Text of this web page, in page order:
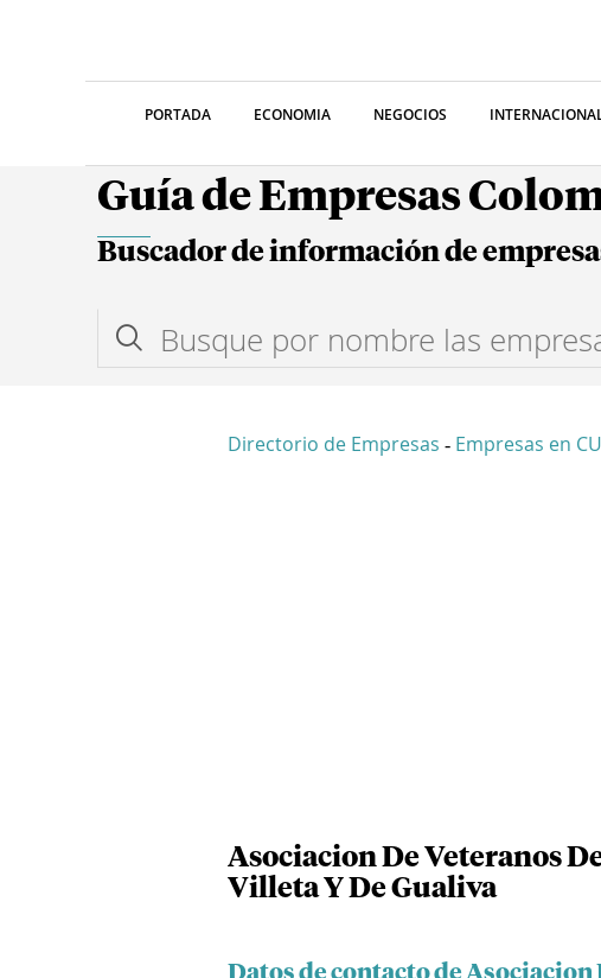
PORTADA ECONOMIA NEGOCIOS
Guía de Empresas
Buscador de información de
Directorio de Empresas - Empresas en
Asociacion De Veteranos
Villeta Y De Gualiva
Datos de contacto de Asociacion